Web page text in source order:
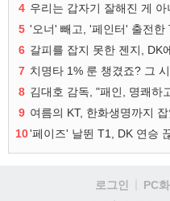
4 우리는 갑자기 잘해진 게
5 '오너' 빼고, '페인터' 출전한
6 갈피를 잡지 못한 젠지, DK
7 치명타 1% 룬 챙겼죠? 그
8 김대호 감독, "패인, 명쾌하
9 여름의 KT, 한화생명까지
10'페이즈' 날뛴 T1, DK 연승
로그인 PC